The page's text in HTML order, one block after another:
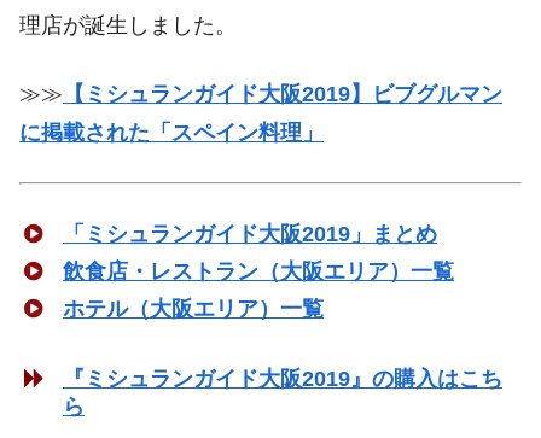
理店が誕生しました。
≫≫ 【ミシュランガイド大阪2019】ビブグルマン
に掲載された「スペイン料理」
「ミシュランガイド大阪2019」まとめ
飲食店・レストラン（大阪エリア）一覧
ホテル（大阪エリア）一覧
『ミシュランガイド大阪2019』の購入はこち
ら